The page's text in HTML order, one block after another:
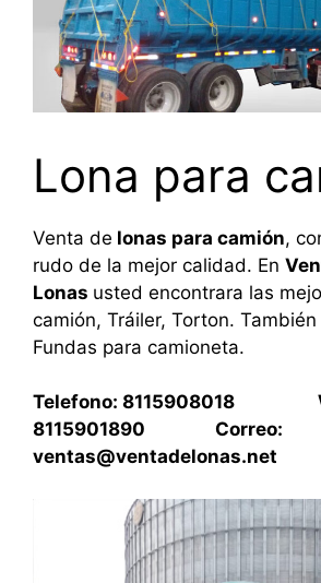
Lona para
Venta de lonas para camión,
rudo de la mejor calidad. En
Lonas usted encontrara las
camión, Tráiler, Torton.
Fundas para camioneta.
Telefono: 8115908018
8115901890 Correo:
ventas@ventadelonas.net